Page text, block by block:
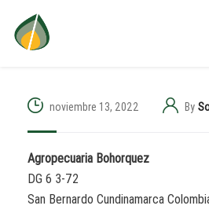
noviembre 13, 2022 By
Agropecuaria Bohorquez
DG 6 3-72
San Bernardo Cundinamarca